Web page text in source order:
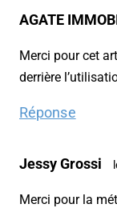
AGATE
Merci pour cet
derrière
Réponse
Jessy Grossi
Merci pour la